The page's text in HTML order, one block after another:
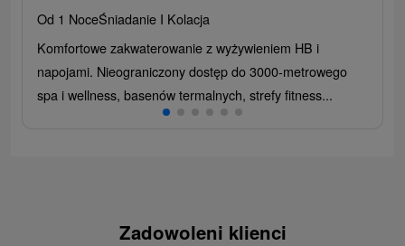
Od 1 NoceŚniadanie I Kolacja
Komfortowe zakwaterowanie z wyżywieniem HB i
napojami. Nieograniczony dostęp do 3000-metrowego
spa i wellness, basenów termalnych, strefy fitness...
Zadowoleni klienci